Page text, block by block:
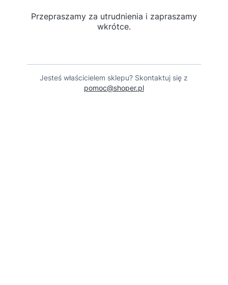
Przepraszamy za utrudnienia i zapraszamy
wkrótce.
Jesteś właścicielem sklepu? Skontaktuj się z
pomoc@shoper.pl